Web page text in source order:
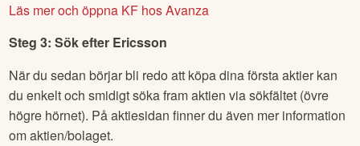
Läs mer och öppna KF hos Avanza
Steg 3: Sök efter Ericsson
När du sedan börjar bli redo att köpa dina första aktier kan
du enkelt och smidigt söka fram aktien via sökfältet (övre
högre hörnet). På aktiesidan finner du även mer information
om aktien/bolaget.